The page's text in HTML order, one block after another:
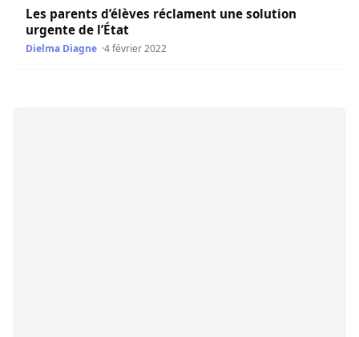
Les parents d’élèves réclament une solution
urgente de l’État
Dielma Diagne 4 février 2022